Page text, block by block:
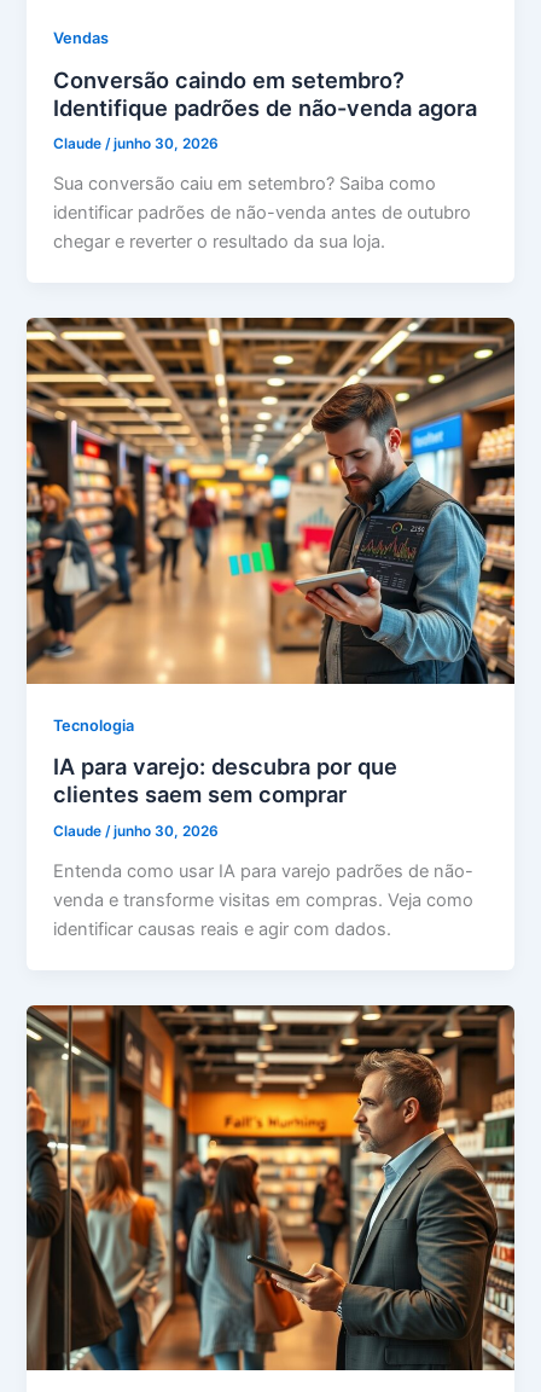
Vendas
Conversão caindo em setembro?
Identifique padrões de não-venda agora
Claude/junho 30, 2026
Sua conversão caiu em setembro? Saiba como
identificar padrões de não-venda antes de outubro
chegar e reverter o resultado da sua loja.
Tecnologia
IA para varejo: descubra por que
clientes saem sem comprar
Claude/junho 30, 2026
Entenda como usar IA para varejo padrões de não-
venda e transforme visitas em compras. Veja como
identificar causas reais e agir com dados.